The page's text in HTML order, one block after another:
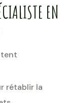
EN
rétablir la